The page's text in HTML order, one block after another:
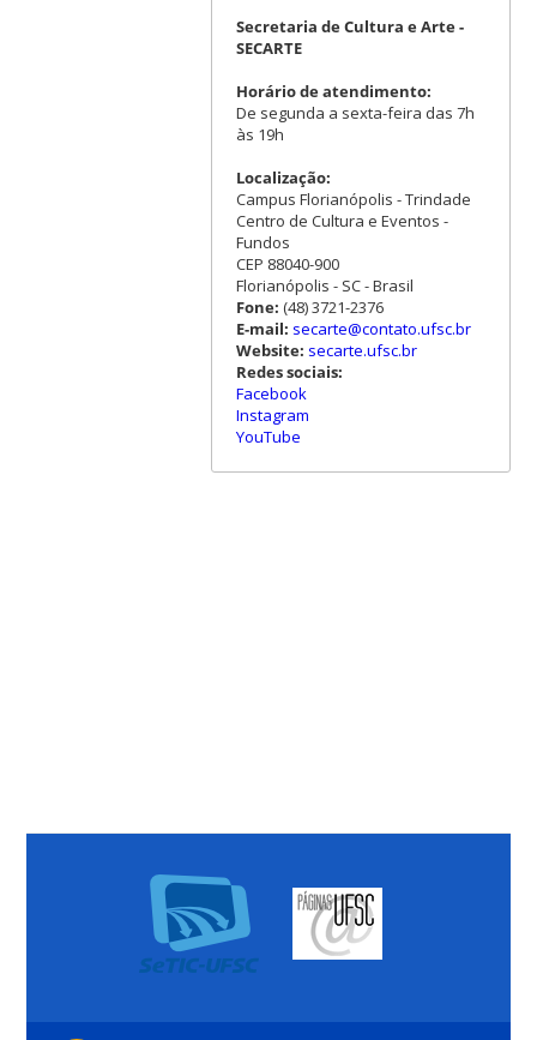
Secretaria de Cultura e Arte -
SECARTE
Horário de atendimento:
De segunda a sexta-feira das 7h
às 19h
Localização:
Campus Florianópolis - Trindade
Centro de Cultura e Eventos -
Fundos
CEP 88040-900
Florianópolis - SC - Brasil
Fone: (48) 3721-2376
E-mail: secarte@contato.ufsc.br
Website: secarte.ufsc.br
Redes sociais:
Facebook
Instagram
YouTube